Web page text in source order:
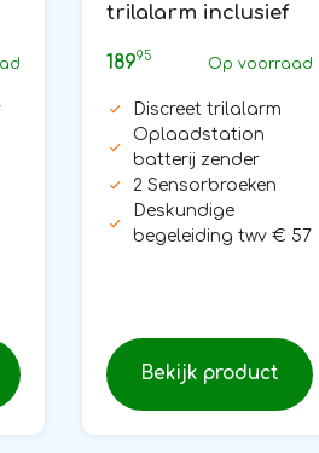
trilalarm inclusief
18995 Op voorraad
Discreet trilalarm
Oplaadstation
batterij zender
2 Sensorbroeken
Deskundige
begeleiding twv € 57
Bekijk product